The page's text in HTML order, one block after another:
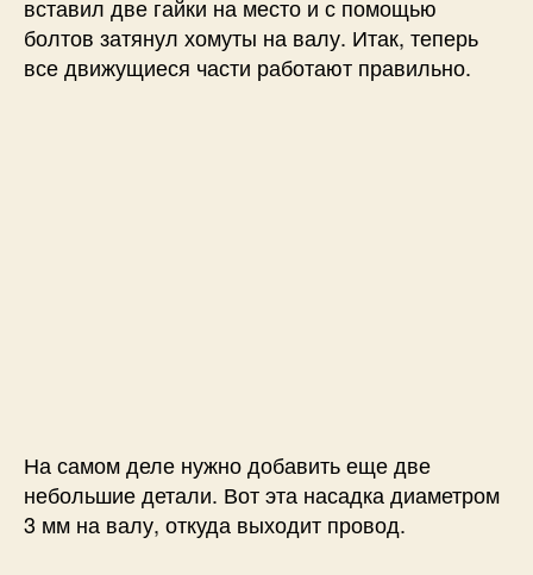
вставил две гайки на место и с помощью
болтов затянул хомуты на валу. Итак, теперь
все движущиеся части работают правильно.
На самом деле нужно добавить еще две
небольшие детали. Вот эта насадка диаметром
3 мм на валу, откуда выходит провод.